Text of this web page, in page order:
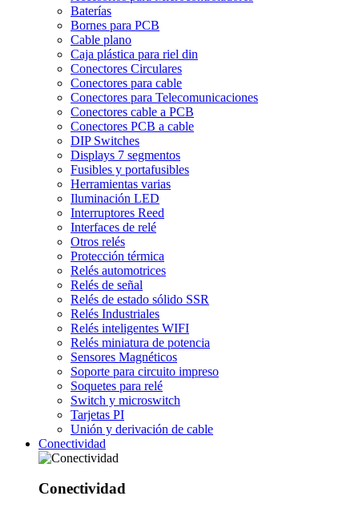
Baterías
Bornes para PCB
Cable plano
Caja plástica para riel din
Conectores Circulares
Conectores para cable
Conectores para Telecomunicaciones
Conectores cable a PCB
Conectores PCB a cable
DIP Switches
Displays 7 segmentos
Fusibles y portafusibles
Herramientas varias
Iluminación LED
Interruptores Reed
Interfaces de relé
Otros relés
Protección térmica
Relés automotrices
Relés de señal
Relés de estado sólido SSR
Relés Industriales
Relés inteligentes WIFI
Relés miniatura de potencia
Sensores Magnéticos
Soporte para circuito impreso
Soquetes para relé
Switch y microswitch
Tarjetas PI
Unión y derivación de cable
Conectividad
Conectividad